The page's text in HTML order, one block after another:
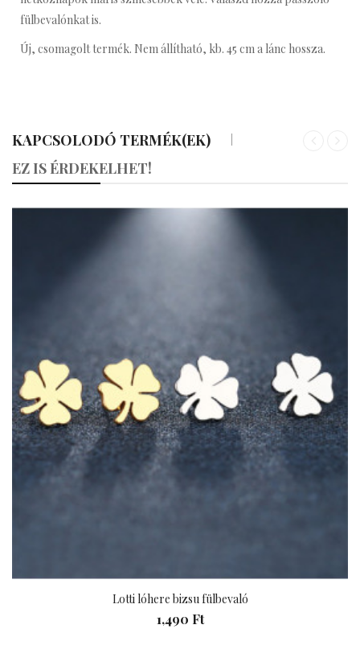
fülbevalónkat is.
Új, csomagolt termék. Nem állítható, kb. 45 cm a lánc hossza.
KAPCSOLODÓ TERMÉK(EK)
EZ IS ÉRDEKELHET!
Lotti lóhere bizsu fülbevaló
1,490 Ft